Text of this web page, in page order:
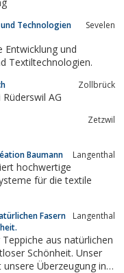
Technologien
Sevelen
Entwicklung und
Textiltechnologien.
Zollbrück
AG
Zetzwil
Baumann Langenthal
hochwertige
für die textile
Fasern
Langenthal
aus natürlichen
Schönheit. Unser
Überzeugung in